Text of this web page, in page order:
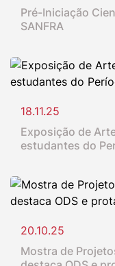
Pré-Iniciação
SANFRA
18.11.25
Exposição de
estudantes do
20.10.25
Mostra de